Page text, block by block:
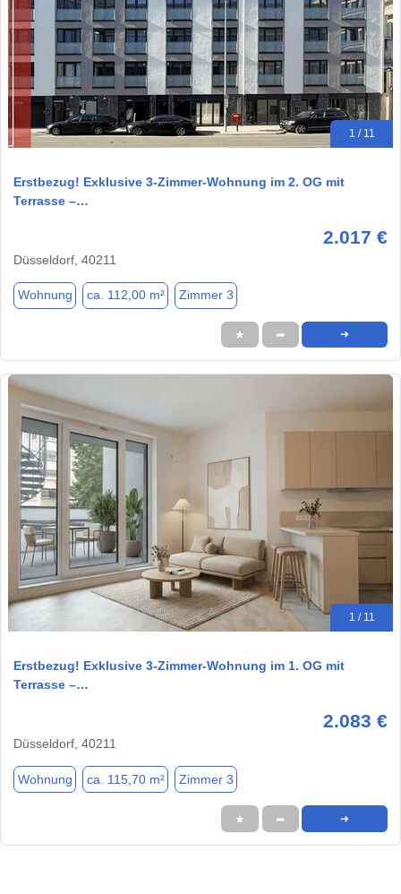
1 / 11
Erstbezug! Exklusive 3-Zimmer-Wohnung im 2. OG mit
Terrasse –…
2.017 €
Düsseldorf, 40211
Wohnung ca. 112,00 m² Zimmer 3
★ ➦ ➜
1 / 11
Erstbezug! Exklusive 3-Zimmer-Wohnung im 1. OG mit
Terrasse –…
2.083 €
Düsseldorf, 40211
Wohnung ca. 115,70 m² Zimmer 3
★ ➦ ➜